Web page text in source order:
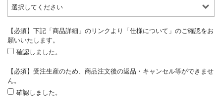
【必須】下記「商品詳細」のリンクより「仕様について」のご確認をお
願いいたします。
確認しました。
【必須】受注生産のため、商品注文後の返品・キャンセル等ができませ
ん。
確認しました。